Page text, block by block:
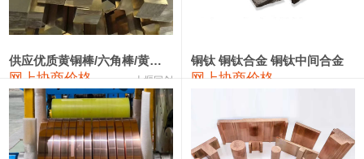
2202#硅 14,100—14,300
金属硅3303#-2202# 10,400—14,200 12,300 0
漆包线 111,970—115,970 113,970
磷铜合金 110,800—117,600 114,200 400
供应优质黄铜棒/六角棒/黄铜方板
网上协商价格 十堰同创
铜钛 铜钛合金 铜钛中间合金
网上协商价格